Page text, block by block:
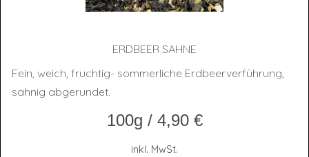
ERD­BEER SAHNE
Fein, weich, fruchtig- sommerliche Erdbeerverführung,
sahnig abgerundet.
100g / 4,90 €
inkl. MwSt.